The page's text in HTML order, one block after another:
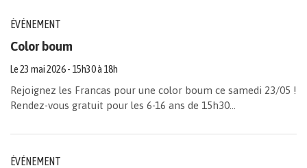
ÉVÉNEMENT
Color boum
Le23 mai2026- 15h30 à 18h
Rejoignez les Francas pour une color boum ce samedi 23/05 !
Rendez-vous gratuit pour les 6-16 ans de 15h30...
ÉVÉNEMENT